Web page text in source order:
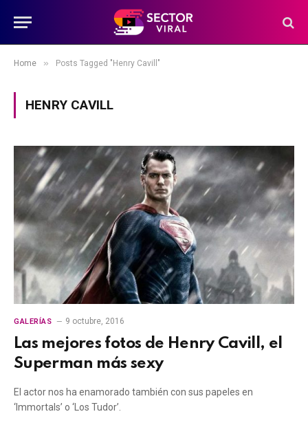
Home » Posts Tagged "Henry Cavill"
HENRY CAVILL
GALERÍAS 9 octubre, 2016
Las mejores fotos de Henry Cavill, el
Superman más sexy
El actor nos ha enamorado también con sus papeles en
‘Immortals’ o ‘Los Tudor’.